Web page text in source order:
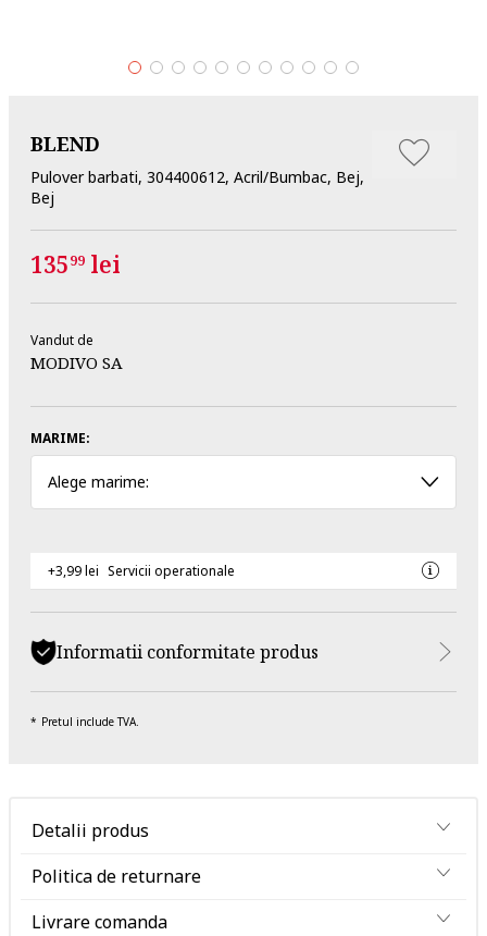
BLEND
Pulover barbati, 304400612, Acril/Bumbac, Bej,
Bej
13599 lei
Vandut de
MODIVO SA
MARIME:
Alege marime:
+3,99 lei Servicii operationale
Informatii conformitate produs
Pretul include TVA.
Detalii produs
Politica de returnare
Livrare comanda